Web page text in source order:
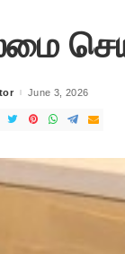
June 3, 2026